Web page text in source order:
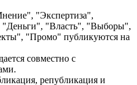
"Экспертиза",
"Деньги", "Власть", "Выборы",
"Промо" публикуются на
совместно с
републикация и